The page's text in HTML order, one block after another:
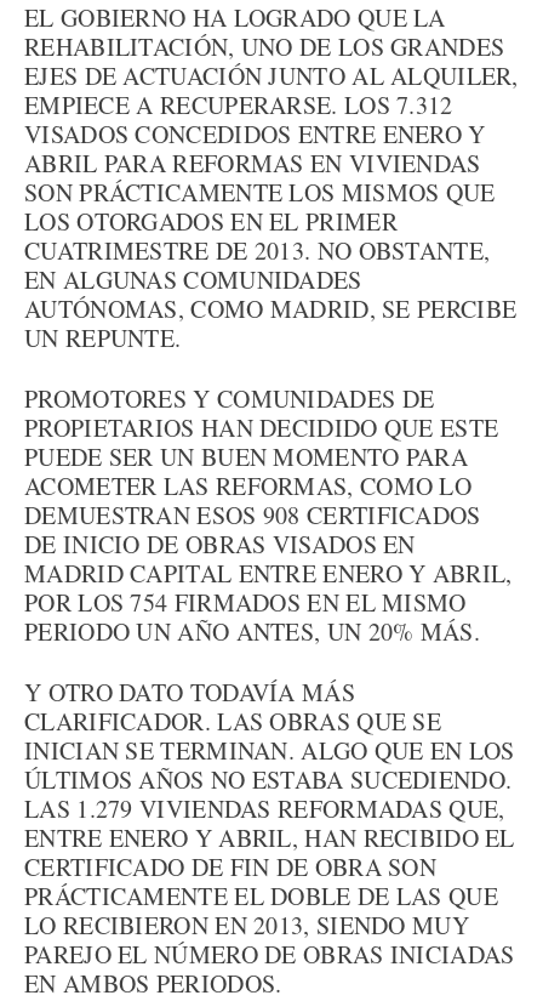
EL GOBIERNO HA LOGRADO QUE LA
REHABILITACIÓN, UNO DE LOS GRANDES
EJES DE ACTUACIÓN JUNTO AL ALQUILER,
EMPIECE A RECUPERARSE. LOS 7.312
VISADOS CONCEDIDOS ENTRE ENERO Y
ABRIL PARA REFORMAS EN VIVIENDAS
SON PRÁCTICAMENTE LOS MISMOS QUE
LOS OTORGADOS EN EL PRIMER
CUATRIMESTRE DE 2013. NO OBSTANTE,
EN ALGUNAS COMUNIDADES
AUTÓNOMAS, COMO MADRID, SE PERCIBE
UN REPUNTE.
PROMOTORES Y COMUNIDADES DE
PROPIETARIOS HAN DECIDIDO QUE ESTE
PUEDE SER UN BUEN MOMENTO PARA
ACOMETER LAS REFORMAS, COMO LO
DEMUESTRAN ESOS 908 CERTIFICADOS
DE INICIO DE OBRAS VISADOS EN
MADRID CAPITAL ENTRE ENERO Y ABRIL,
POR LOS 754 FIRMADOS EN EL MISMO
PERIODO UN AÑO ANTES, UN 20% MÁS.
Y OTRO DATO TODAVÍA MÁS
CLARIFICADOR. LAS OBRAS QUE SE
INICIAN SE TERMINAN. ALGO QUE EN LOS
ÚLTIMOS AÑOS NO ESTABA SUCEDIENDO.
LAS 1.279 VIVIENDAS REFORMADAS QUE,
ENTRE ENERO Y ABRIL, HAN RECIBIDO EL
CERTIFICADO DE FIN DE OBRA SON
PRÁCTICAMENTE EL DOBLE DE LAS QUE
LO RECIBIERON EN 2013, SIENDO MUY
PAREJO EL NÚMERO DE OBRAS INICIADAS
EN AMBOS PERIODOS.